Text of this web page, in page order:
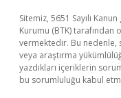
Sitemiz, 5651 Sayılı
Kurumu (BTK) tarafından
vermektedir. Bu
veya araştırma
yazdıkları içeriklerin
bu sorumluluğu kabul